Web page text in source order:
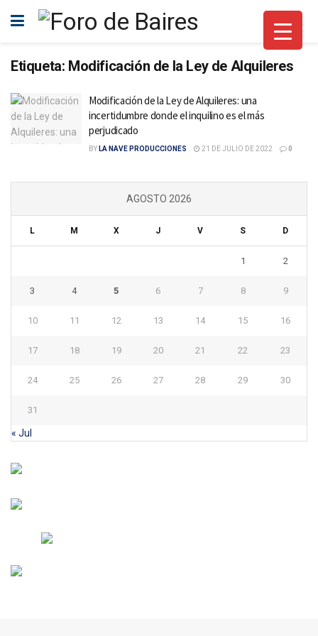
Etiqueta: Modificación de la Ley de Alquileres
Modificación de la Ley de Alquileres: una
incertidumbre donde el inquilino es el más
perjudicado
BY LA NAVE PRODUCCIONES 21 DE JULIO DE 2022 0
AGOSTO 2026
L M X J V S D
1 2
3 4 5 6 7 8 9
10 11 12 13 14 15 16
17 18 19 20 21 22 23
24 25 26 27 28 29 30
31
« Jul